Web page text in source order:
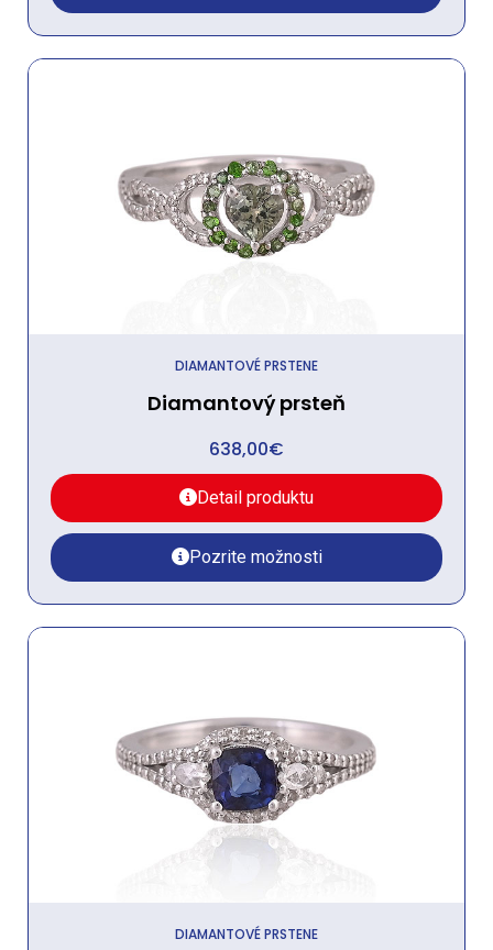
DIAMANTOVÉ PRSTENE
Diamantový prsteň
638,00€
Detail produktu
Pozrite možnosti
DIAMANTOVÉ PRSTENE